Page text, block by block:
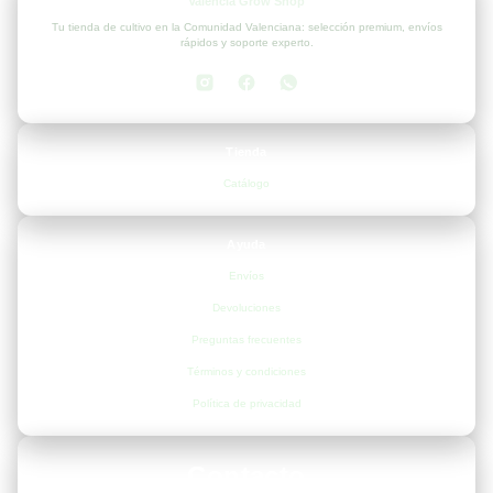
Tu tienda de cultivo en la Comunidad Valenciana: selección premium, envíos
rápidos y soporte experto.
Catálogo
Envíos
Devoluciones
Preguntas frecuentes
Términos y condiciones
Política de privacidad